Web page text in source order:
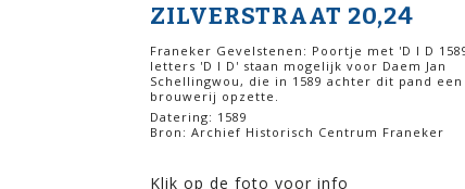
ZILVERSTRAAT 20,24
Franeker Gevelstenen: Poortje met 'D I D
letters 'D I D' staan mogelijk voor Daem Jan
Schellingwou, die in 1589 achter dit pand een
brouwerij opzette.
Datering: 1589
Bron: Archief Historisch Centrum Franeker
Klik op de foto voor info